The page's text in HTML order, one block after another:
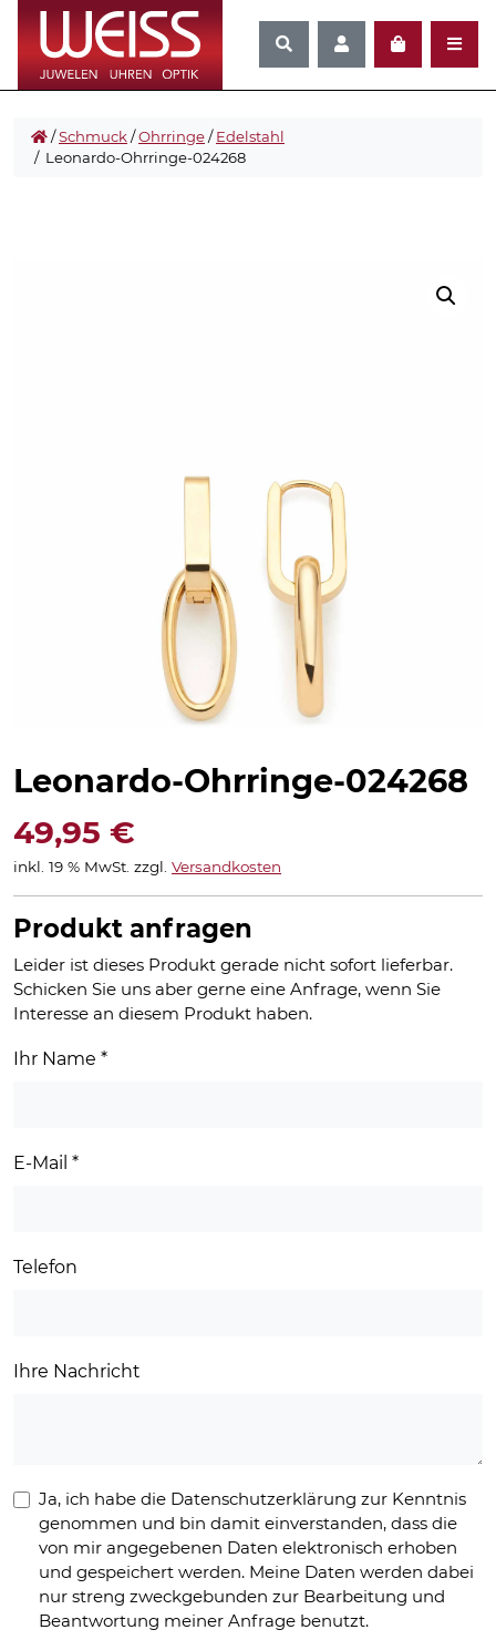
/Schmuck/Ohrringe/Edelstahl
/ Leonardo-Ohrringe-024268
Leonardo-Ohrringe-024268
49,95 €
inkl. 19 % MwSt. zzgl. Versandkosten
Produkt anfragen
Leider ist dieses Produkt gerade nicht sofort lieferbar.
Schicken Sie uns aber gerne eine Anfrage, wenn Sie
Interesse an diesem Produkt haben.
Ihr Name *
E-Mail *
Telefon
Ihre Nachricht
Ja, ich habe die Datenschutzerklärung zur Kenntnis
genommen und bin damit einverstanden, dass die
von mir angegebenen Daten elektronisch erhoben
und gespeichert werden. Meine Daten werden dabei
nur streng zweckgebunden zur Bearbeitung und
Beantwortung meiner Anfrage benutzt.